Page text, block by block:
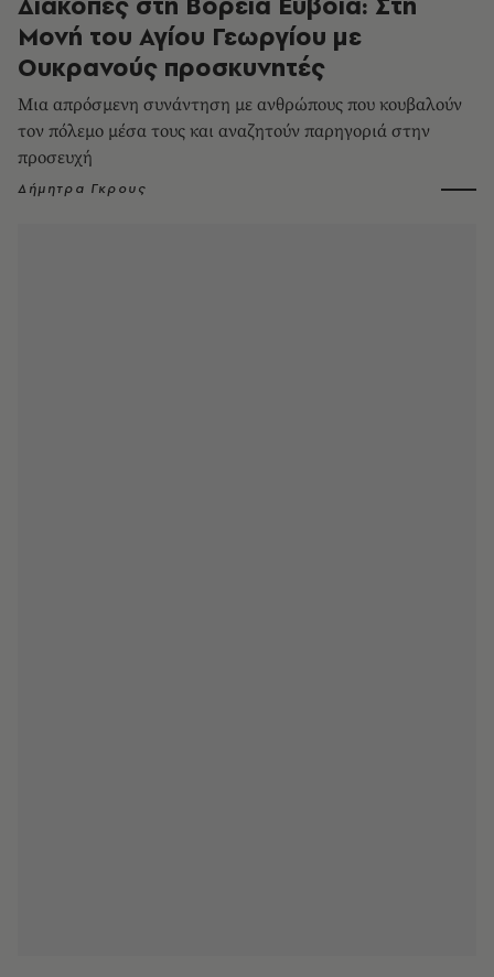
Μονή του Αγίου Γεωργίου με
Ουκρανούς προσκυνητές
Μια απρόσμενη συνάντηση με ανθρώπους που κουβαλούν
τον πόλεμο μέσα τους και αναζητούν παρηγοριά στην
προσευχή
Δήμητρα Γκρους